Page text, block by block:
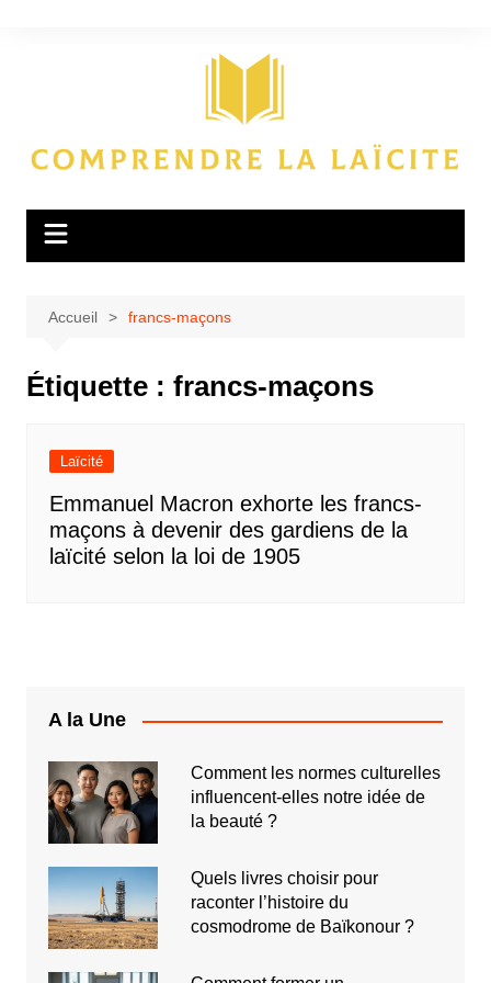
Accueil francs-maçons
Étiquette : francs-maçons
Laïcité
Emmanuel Macron exhorte les francs-
maçons à devenir des gardiens de la
laïcité selon la loi de 1905
A la Une
Comment les normes culturelles
influencent-elles notre idée de
la beauté ?
Quels livres choisir pour
raconter l’histoire du
cosmodrome de Baïkonour ?